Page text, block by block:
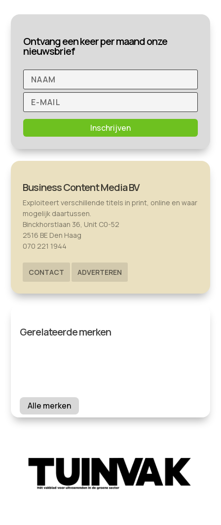
Ontvang een keer per maand onze
nieuwsbrief
Inschrijven
Business Content Media BV
Exploiteert verschillende titels in print, online en waar
mogelijk daartussen.
Binckhorstlaan 36, Unit C0-52
2516 BE Den Haag
070 221 1944
CONTACT ADVERTEREN
Gerelateerde merken
Alle merken